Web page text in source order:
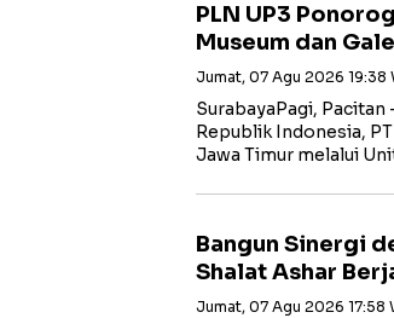
PLN UP3
Museum dan
Jumat, 07 Agu 2026 19:38
SurabayaPagi, Pacitan
Republik Indonesia,
Jawa Timur melalui
Bangun Sinergi
Shalat Ashar
Jumat, 07 Agu 2026 17:58